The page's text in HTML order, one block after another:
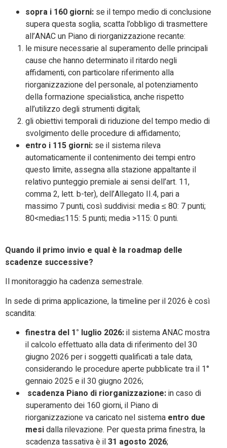
sopra i 160 giorni: se il tempo medio di conclusione
supera questa soglia, scatta l’obbligo di trasmettere
all’ANAC un Piano di riorganizzazione recante:
le misure necessarie al superamento delle principali
cause che hanno determinato il ritardo negli
affidamenti, con particolare riferimento alla
riorganizzazione del personale, al potenziamento
della formazione specialistica, anche rispetto
all’utilizzo degli strumenti digitali;
gli obiettivi temporali di riduzione del tempo medio di
svolgimento delle procedure di affidamento;
entro i 115 giorni: se il sistema rileva
automaticamente il contenimento dei tempi entro
questo limite, assegna alla stazione appaltante il
relativo punteggio premiale ai sensi dell’art. 11,
comma 2, lett. b-ter), dell’Allegato II.4, pari a
massimo 7 punti, così suddivisi: media ≤ 80: 7 punti;
80<media≤115: 5 punti; media >115: 0 punti.
Quando il primo invio e qual è la roadmap delle
scadenze successive?
Il monitoraggio ha cadenza semestrale.
In sede di prima applicazione, la timeline per il 2026 è così
scandita:
finestra del 1° luglio 2026:il sistema ANAC mostra
il calcolo effettuato alla data di riferimento del 30
giugno 2026 per i soggetti qualificati a tale data,
considerando le procedure aperte pubblicate tra il 1°
gennaio 2025 e il 30 giugno 2026;
scadenza Piano di riorganizzazione:in caso di
superamento dei 160 giorni, il Piano di
riorganizzazione va caricato nel sistema entro due
mesidalla rilevazione. Per questa prima finestra, la
scadenza tassativa è il31 agosto 2026;